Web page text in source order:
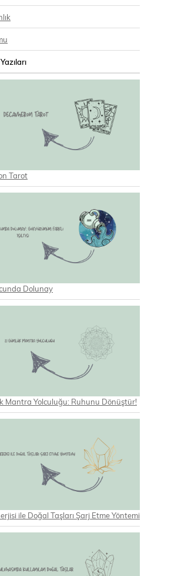
Tarot
Dolunay
Mantra Yolculuğu: Ruhunu Dönüştür!
ile Doğal Taşları Şarj Etme Yöntemi